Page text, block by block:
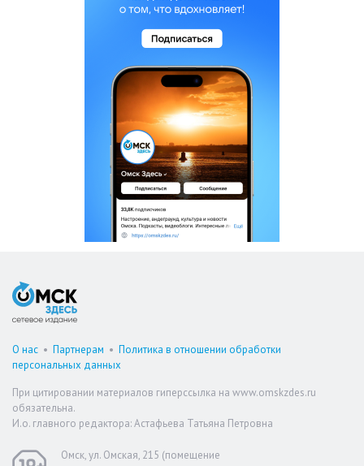
О нас • Партнерам • Политика в отношении обработки
персональных данных
При цитировании материалов гиперссылка на www.omskzdes.ru
обязательна.
И.о. главного редактора: Астафьева Татьяна Петровна
Омск, ул. Омская, 215 (помещение